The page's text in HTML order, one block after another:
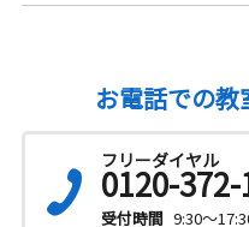
お電話での教
フリーダイヤル
0120-
受付時間 9:30～